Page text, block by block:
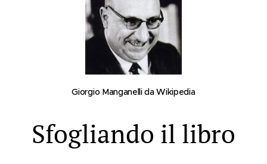
Giorgio Manganelli da Wikipedia
Sfogliando il libro